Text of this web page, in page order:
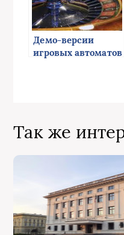
Демо-версии
игровых автоматов
Так же